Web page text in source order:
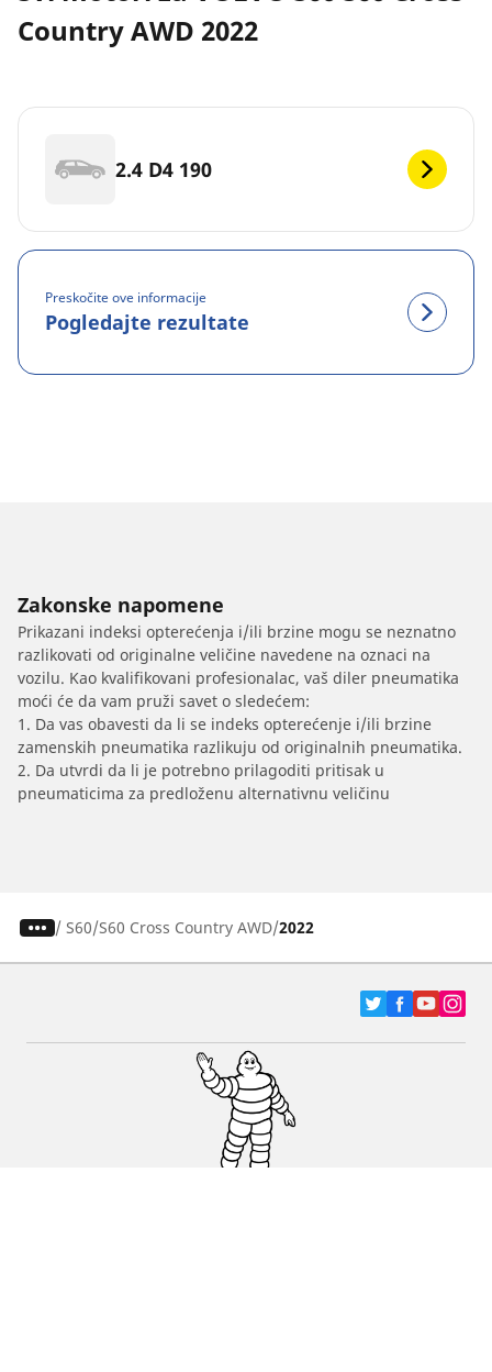
Country AWD 2022
2.4 D4 190
Preskočite ove informacije
Pogledajte rezultate
Zakonske napomene
Prikazani indeksi opterećenja i/ili brzine mogu se neznatno
razlikovati od originalne veličine navedene na oznaci na
vozilu. Kao kvalifikovani profesionalac, vaš diler pneumatika
moći će da vam pruži savet o sledećem:
1. Da vas obavesti da li se indeks opterećenje i/ili brzine
zamenskih pneumatika razlikuju od originalnih pneumatika.
2. Da utvrdi da li je potrebno prilagoditi pritisak u
pneumaticima za predloženu alternativnu veličinu
/ S60 S60 Cross Country AWD 2022